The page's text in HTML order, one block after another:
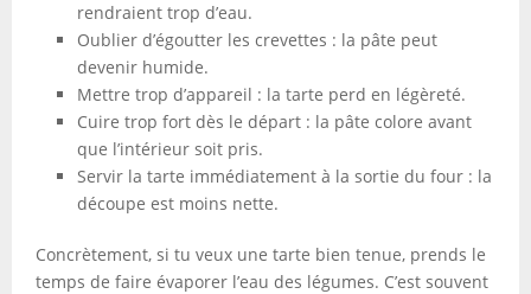
rendraient trop d’eau.
Oublier d’égoutter les crevettes : la pâte peut
devenir humide.
Mettre trop d’appareil : la tarte perd en légèreté.
Cuire trop fort dès le départ : la pâte colore avant
que l’intérieur soit pris.
Servir la tarte immédiatement à la sortie du four : la
découpe est moins nette.
Concrètement, si tu veux une tarte bien tenue, prends le
temps de faire évaporer l’eau des légumes. C’est souvent